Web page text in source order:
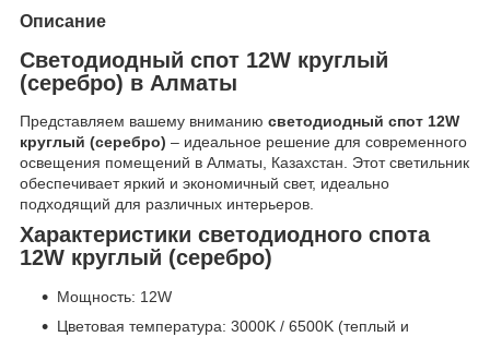
Описание
Светодиодный спот 12W круглый
(серебро) в Алматы
Представляем вашему вниманию светодиодный спот 12W
круглый (серебро) – идеальное решение для современного
освещения помещений в Алматы, Казахстан. Этот светильник
обеспечивает яркий и экономичный свет, идеально
подходящий для различных интерьеров.
Характеристики светодиодного спота
12W круглый (серебро)
Мощность: 12W
Цветовая температура: 3000K / 6500K (теплый и